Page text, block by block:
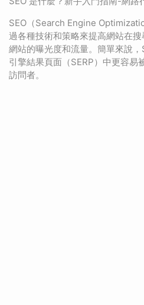
SEO（Search Engine
過各種技術和策略來提高網站在
網站的曝光度和流量。簡單來說
引擎結果頁面（SERP）中更容易
訪問者。